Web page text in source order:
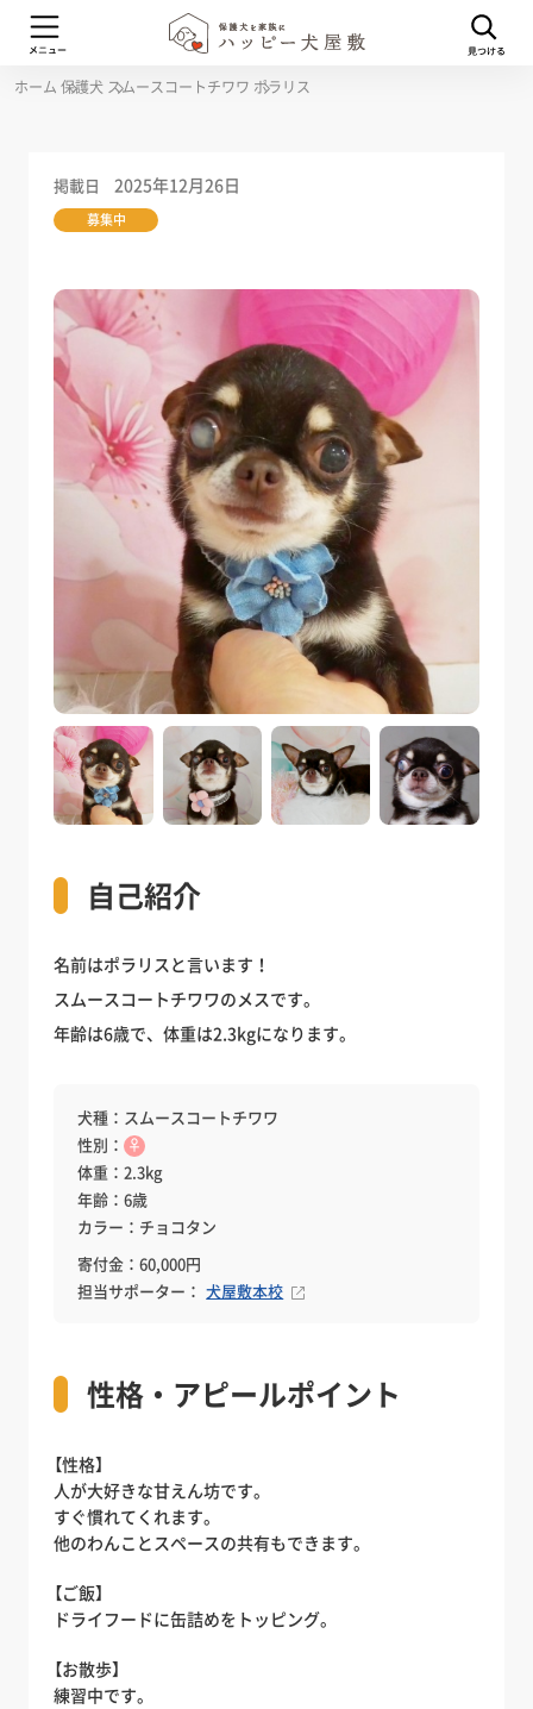
ホーム 保護犬 スムースコートチワワ ポラリス
掲載日 2025年12月26日
募集中
自己紹介
名前はポラリスと言います！
スムースコートチワワのメスです。
年齢は6歳で、体重は2.3kgになります。
犬種：スムースコートチワワ
性別：♀
体重：2.3kg
年齢：6歳
カラー：チョコタン
寄付金：60,000円
担当サポーター： 犬屋敷本校
性格・アピールポイント
【性格】
人が大好きな甘えん坊です。
すぐ慣れてくれます。
他のわんことスペースの共有もできます。
【ご飯】
ドライフードに缶詰めをトッピング。
【お散歩】
練習中です。